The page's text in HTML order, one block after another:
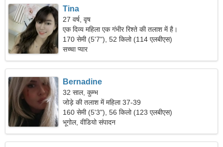
Tina
27 वर्ष, वृष
एक दिव्य महिला एक गंभीर रिश्ते की तलाश में है।
170 सेमी (5'7"), 52 किलो (114 एलबीएस)
सच्चा प्यार
Bernadine
32 साल, कुम्भ
जोड़े की तलाश में महिला 37-39
160 सेमी (5'3"), 56 किलो (123 एलबीएस)
भूगोल, वीडियो संपादन